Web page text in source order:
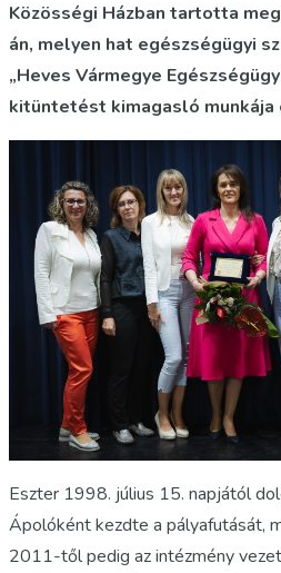
Közösségi Házban tartotta
án, melyen hat egészségügyi
„Heves Vármegye
kitüntetést kimagasló
Eszter 1998. július 15. napjától
Ápolóként kezdte a pályafutását,
2011-től pedig az intézmény